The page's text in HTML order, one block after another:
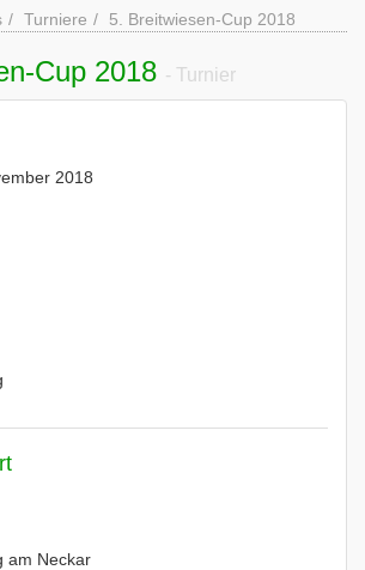
Turniere 5. Breitwiesen-Cup 2018
Cup 2018 - Turnier
2018
am Neckar